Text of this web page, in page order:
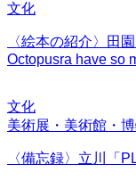
文化
〈絵本の紹介〉田
Octopusra have so
文化
美術展・美術館・
〈備忘録〉立川「